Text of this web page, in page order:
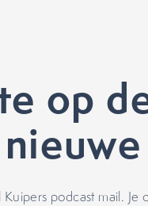
op
podcast mail. Je